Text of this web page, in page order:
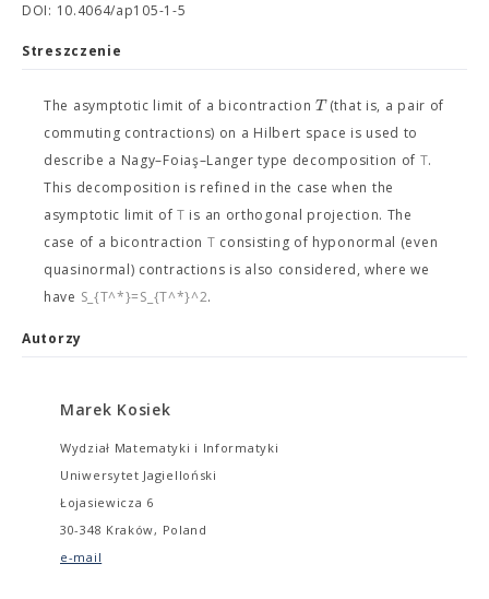
DOI: 10.4064/ap105-1-5
Streszczenie
The asymptotic limit of a bicontraction T(that is, a pair of
commuting contractions) on a Hilbert space is used to
describe a Nagy–Foiaş–Langer type decomposition of T.
This decomposition is refined in the case when the
asymptotic limit of T is an orthogonal projection. The
case of a bicontraction T consisting of hyponormal (even
quasinormal) contractions is also considered, where we
have S_{T^*}=S_{T^*}^2.
Autorzy
Marek Kosiek
Wydział Matematyki i Informatyki
Uniwersytet Jagielloński
Łojasiewicza 6
30-348 Kraków, Poland
e-mail